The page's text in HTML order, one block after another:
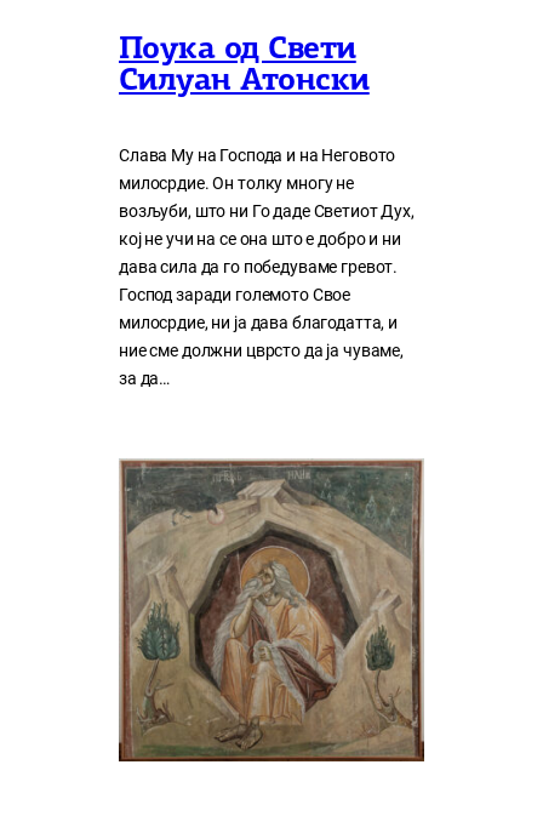
Поука од Свети
Силуан Атонски
Слава Му на Господа и на Неговото
милосрдие. Он толку многу нe
возљуби, што ни Го даде Светиот Дух,
кој нe учи на сe она што е добро и ни
дава сила да го победуваме гревот.
Господ заради големото Свое
милосрдие, ни ја дава благодатта, и
ние сме должни цврсто да ја чуваме,
за да…